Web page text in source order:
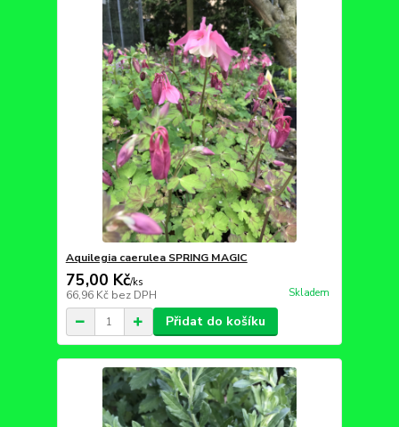
Aquilegia caerulea SPRING MAGIC
75,00 Kč/ks
66,96 Kč bez DPH Skladem
Přidat do košíku